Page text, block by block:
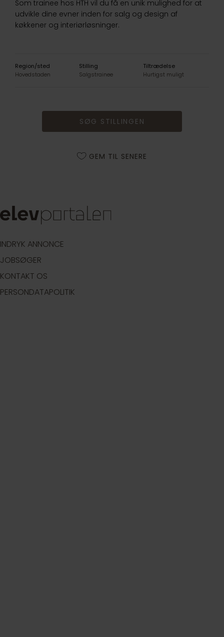
Som trainee hos HTH vil du få en unik mulighed for at
udvikle dine evner inden for salg og design af
køkkener og interiørløsninger.
Region/sted
Hovedstaden
Stilling
Salgstrainee
Tiltrædelse
Hurtigst muligt
SØG STILLINGEN
GEM TIL SENERE
INDRYK ANNONCE
JOBSØGER
KONTAKT OS
PERSONDATAPOLITIK